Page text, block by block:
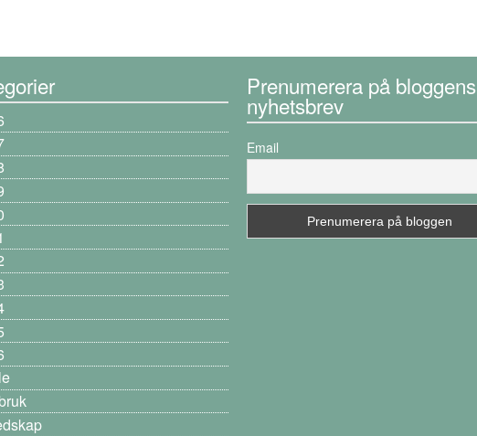
Prenumerera på bloggens
nyhetsbrev
Email